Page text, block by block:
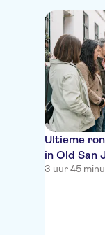
Ultieme
in Old San
3 uur 45